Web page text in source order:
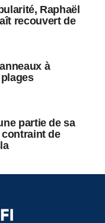
Raphaël
recouvert de
à
partie de sa
de